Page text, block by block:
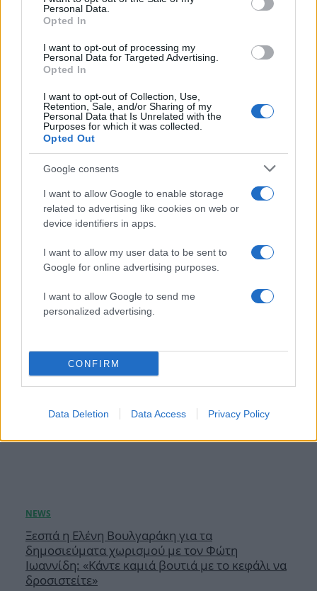
Personal Data.
Opted In
I want to opt-out of processing my
Personal Data for Targeted Advertising.
Opted In
I want to opt-out of Collection, Use,
Retention, Sale, and/or Sharing of my
Personal Data that Is Unrelated with the
Purposes for which it was collected.
Opted Out
Google consents
I want to allow Google to enable storage
related to advertising like cookies on web or
device identifiers in apps.
I want to allow my user data to be sent to
Google for online advertising purposes.
I want to allow Google to send me
personalized advertising.
CONFIRM
Data Deletion Data Access Privacy Policy
Zendaya – Tom Holland: Το μυστικό wedding
Όλες οι λεπτομέρειες
08.08.2026
Ξεσπά η Ελένη Βουλγαράκη για τα
δημοσιεύματα χωρισμού με τον Φώτη
Ιωαννίδη: «Κάντε καμιά βουτιά με το κεφάλι να
δροσιστείτε»